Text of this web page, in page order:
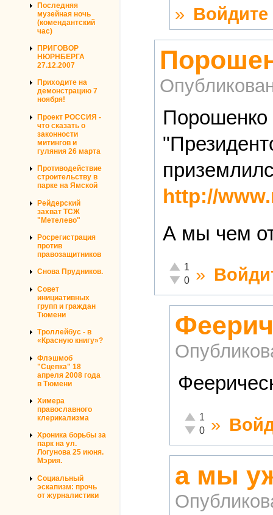
Последняя
музейная ночь
(комендантский
час)
ПРИГОВОР
НЮРНБЕРГА
27.12.2007
Приходите на
демонстрацию 7
ноября!
Проект РОССИЯ -
что сказать о
законности
митингов и
гуляния 26 марта
Противодействие
строительству в
парке на Ямской
Рейдерский
захват ТСЖ
"Метелево"
Росрегистрация
против
правозащитников
Снова Прудников.
Совет
инициативных
групп и граждан
Тюмени
Троллейбус - в
«Красную книгу»?
Флэшмоб
"Сцепка" 18
апреля 2008 года
в Тюмени
Химера
православного
клерикализма
Хроника борьбы за
парк на ул.
Логунова 25 июня.
Мэрия.
Социальный
эскапизм: прочь
от журналистики
» Войдите
Порошенко
http://
А мы чем
Отлично!
1
Неадекватно!
0 »
Отлично!
1
Неадекватно!
0 »
а мы